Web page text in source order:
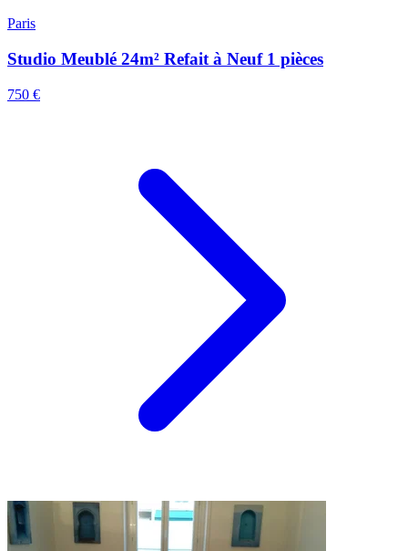
Paris
Studio Meublé 24m² Refait à Neuf 1 pièces
750 €